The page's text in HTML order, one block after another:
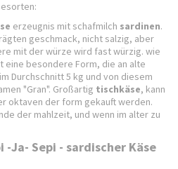
erzeugnis mit schafmilch sardinen.
geschmack, nicht salzig, aber
mit der würze wird fast würzig. wie
eine besondere Form, die an alte
Durchschnitt 5 kg und von diesem
"Gran". Großartig tischkäse, kann
oktaven der form gekauft werden.
der mahlzeit, und wenn im alter zu
-Ja- Sepi - sardischer Käse